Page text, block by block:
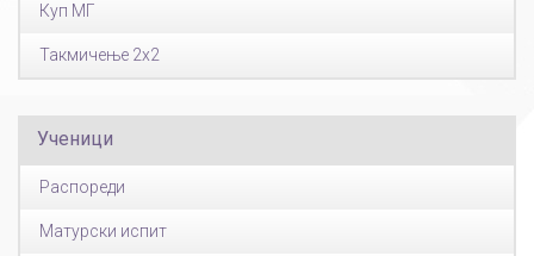
Куп МГ
Такмичење 2x2
Ученици
Распореди
Матурски испит